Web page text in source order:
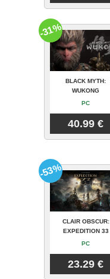
BLACK MYTH:
WUKONG
PC
40.99 €
-31%
CLAIR OBSCUR:
EXPEDITION 33
PC
23.29 €
-53%